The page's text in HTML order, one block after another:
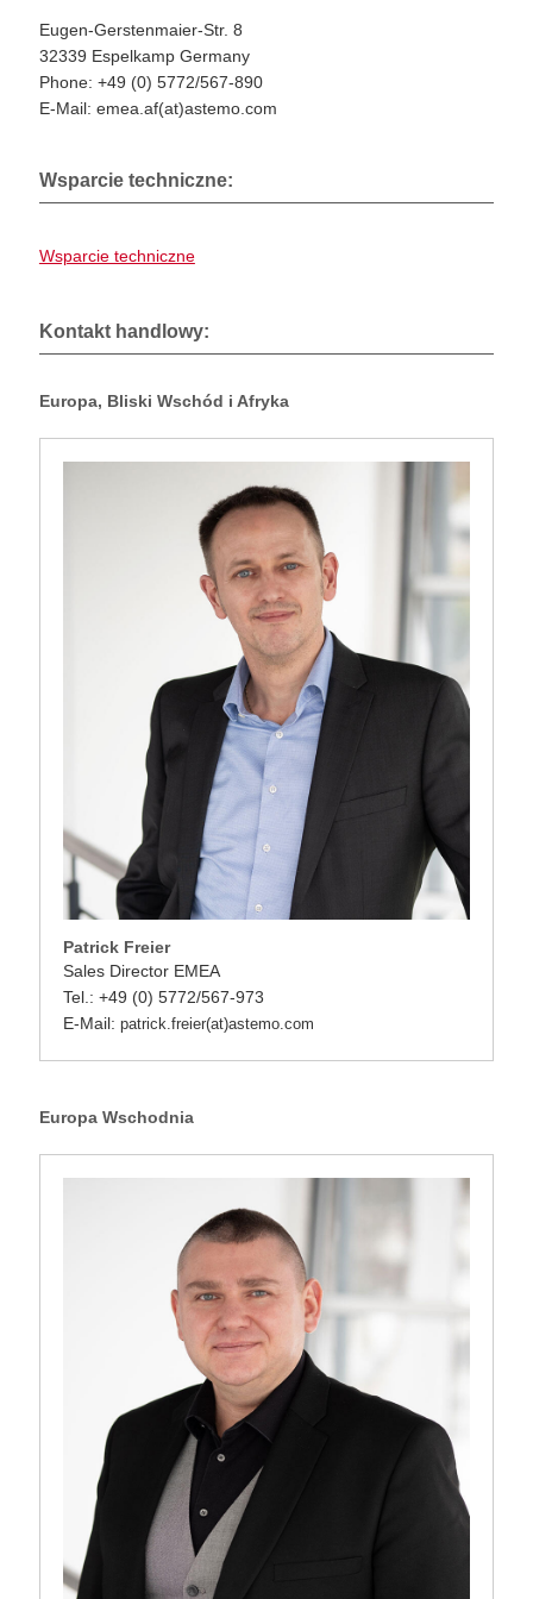
Eugen-Gerstenmaier-Str. 8
32339 Espelkamp Germany
Phone: +49 (0) 5772/567-890
E-Mail: emea.af(at)astemo.com
Wsparcie techniczne:
Wsparcie techniczne
Kontakt handlowy:
Europa, Bliski Wschód i Afryka
Patrick Freier
Sales Director EMEA
Tel.: +49 (0) 5772/567-973
E-Mail:patrick.freier(at)astemo.com
Europa Wschodnia